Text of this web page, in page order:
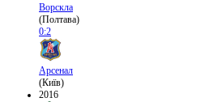
Ворскла
(Полтава)
0:2
Арсенал
(Київ)
2016